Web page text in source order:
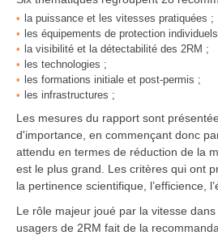
la puissance et les vitesses pratiquées ;
les équipements de protection
la visibilité et la détectabilité des 2RM ;
les technologies ;
les formations initiale et post-permis ;
les infrastructures ;
Les mesures du rapport sont
d'importance, en commençant donc
attendu en termes de réduction de la
est le plus grand. Les critères qui ont
la pertinence scientifique, l’efficience,
Le rôle majeur joué par la vitesse
usagers de 2RM fait de la